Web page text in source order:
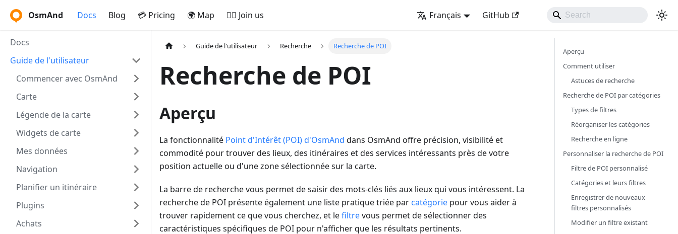
OsmAnd Docs Blog 💳 Pricing 🌍 Map 🚵‍♂️ Join us Français GitHub
Docs
Guide de l'utilisateur
Commencer avec OsmAnd
Carte
Légende de la carte
Widgets de carte
Mes données
Navigation
Planifier un itinéraire
Plugins
Achats
Guide de l'utilisateur Recherche Recherche de POI
Recherche de POI
Aperçu
La fonctionnalité Point d'Intérêt (POI) d'OsmAnd dans OsmAnd offre précision, visibilité et
commodité pour trouver des lieux, des itinéraires et des services intéressants près de votre
position actuelle ou d'une zone sélectionnée sur la carte.
La barre de recherche vous permet de saisir des mots-clés liés aux lieux qui vous intéressent. La
recherche de POI présente également une liste pratique triée par catégorie pour vous aider à
trouver rapidement ce que vous cherchez, et lefiltrevous permet de sélectionner des
caractéristiques spécifiques de POI pour n'afficher que les résultats pertinents.
Aperçu
Comment utiliser
Astuces de recherche
Recherche de POI par catégories
Types de filtres
Réorganiser les catégories
Recherche en ligne
Personnaliser la recherche de POI
Filtre de POI personnalisé
Catégories et leurs filtres
Enregistrer de nouveaux
filtres personnalisés
Modifier un filtre existant